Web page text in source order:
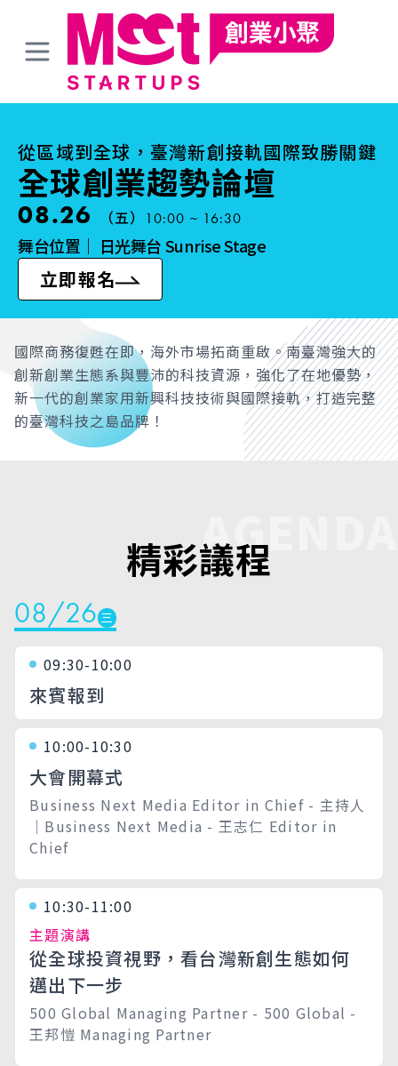
從區域到全球，臺灣新創接軌國際致勝關鍵
全球創業趨勢論壇
08.26 （五） 10:00 ~ 16:30
舞台位置｜ 日光舞台 Sunrise Stage
立即報名
國際商務復甦在即，海外市場拓商重啟。南臺灣強大的
創新創業生態系與豐沛的科技資源，強化了在地優勢，
新一代的創業家用新興科技技術與國際接軌，打造完整
的臺灣科技之島品牌！
精彩議程
08/26 三
09:30-10:00
來賓報到
10:00-10:30
大會開幕式
Business Next Media Editor in Chief - 主持人
｜Business Next Media - 王志仁 Editor in
Chief
10:30-11:00
主題演講
從全球投資視野，看台灣新創生態如何
邁出下一步
500 Global Managing Partner - 500 Global -
王邦愷 Managing Partner
AGENDA